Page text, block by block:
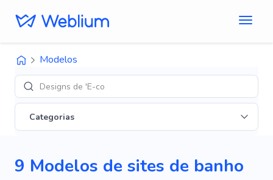
Modelos
Designs de 'E-commerce'
Categorias
9 Modelos de sites de banho